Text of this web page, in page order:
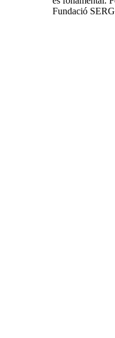
Fundació